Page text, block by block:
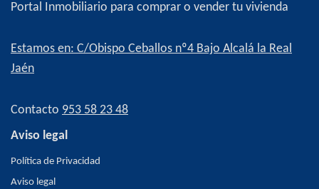
Portal Inmobiliario para comprar o vender tu vivienda
Estamos en: C/Obispo Ceballos nº4 Bajo Alcalá la Real
Jaén
Contacto 953 58 23 48
Aviso legal
Política de Privacidad
Aviso legal